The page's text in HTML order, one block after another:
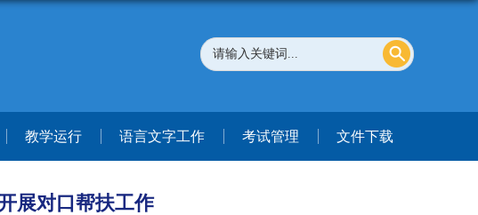
教学运行 语言文字工作 考试管理 文件下载
展对口帮扶工作